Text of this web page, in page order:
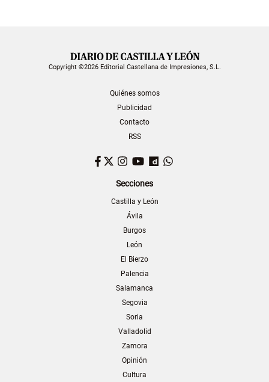
Copyright ©2026 Editorial Castellana de Impresiones, S.L.
Quiénes somos
Publicidad
Contacto
RSS
Facebook
TwitterInstagram
YouTubeDailymotion
Secciones
Castilla y León
Ávila
Burgos
León
El Bierzo
Palencia
Salamanca
Segovia
Soria
Valladolid
Zamora
Opinión
Cultura